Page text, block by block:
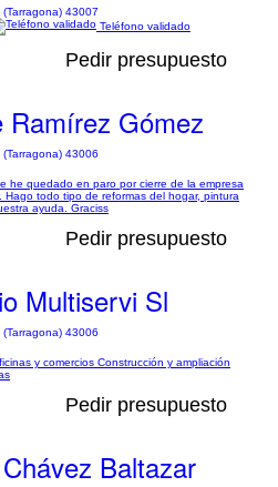
(Tarragona) 43007
Teléfono validado
Pedir presupuesto
Ramírez Gómez
(Tarragona) 43006
he quedado en paro por cierre de la empresa
todo tipo de reformas del hogar, pintura
ayuda. Graciss
Pedir presupuesto
Multiservi Sl
(Tarragona) 43006
y comercios Construcción y ampliación
Pedir presupuesto
Baltazar